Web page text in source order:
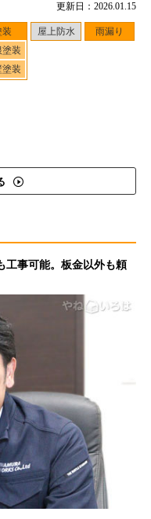
更新日：2026.01.15
装
塗装
塗装
屋上防水 雨漏り
工事可能。板金以外も頼